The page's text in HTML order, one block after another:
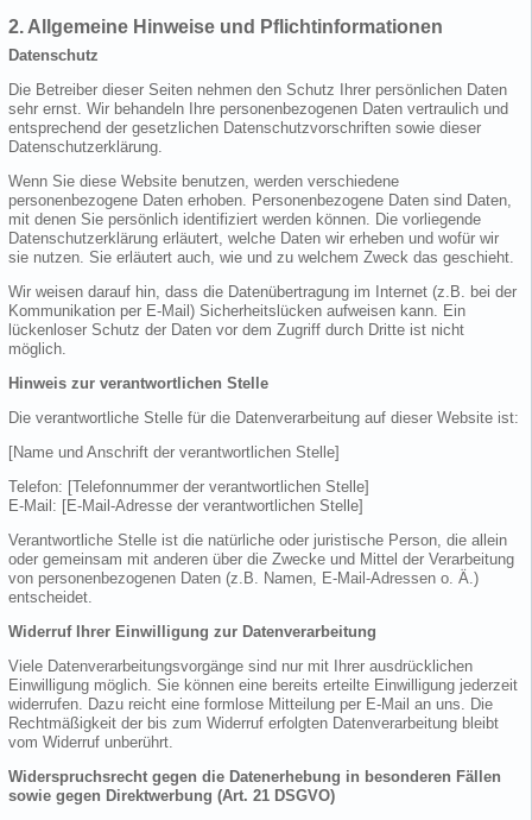
2. Allgemeine Hinweise und Pflichtinformationen
Datenschutz
Die Betreiber dieser Seiten nehmen den Schutz Ihrer persönlichen Daten
sehr ernst. Wir behandeln Ihre personenbezogenen Daten vertraulich und
entsprechend der gesetzlichen Datenschutzvorschriften sowie dieser
Datenschutzerklärung.
Wenn Sie diese Website benutzen, werden verschiedene
personenbezogene Daten erhoben. Personenbezogene Daten sind Daten,
mit denen Sie persönlich identifiziert werden können. Die vorliegende
Datenschutzerklärung erläutert, welche Daten wir erheben und wofür wir
sie nutzen. Sie erläutert auch, wie und zu welchem Zweck das geschieht.
Wir weisen darauf hin, dass die Datenübertragung im Internet (z.B. bei der
Kommunikation per E-Mail) Sicherheitslücken aufweisen kann. Ein
lückenloser Schutz der Daten vor dem Zugriff durch Dritte ist nicht
möglich.
Hinweis zur verantwortlichen Stelle
Die verantwortliche Stelle für die Datenverarbeitung auf dieser Website ist:
[Name und Anschrift der verantwortlichen Stelle]
Telefon: [Telefonnummer der verantwortlichen Stelle]
E-Mail: [E-Mail-Adresse der verantwortlichen Stelle]
Verantwortliche Stelle ist die natürliche oder juristische Person, die allein
oder gemeinsam mit anderen über die Zwecke und Mittel der Verarbeitung
von personenbezogenen Daten (z.B. Namen, E-Mail-Adressen o. Ä.)
entscheidet.
Widerruf Ihrer Einwilligung zur Datenverarbeitung
Viele Datenverarbeitungsvorgänge sind nur mit Ihrer ausdrücklichen
Einwilligung möglich. Sie können eine bereits erteilte Einwilligung jederzeit
widerrufen. Dazu reicht eine formlose Mitteilung per E-Mail an uns. Die
Rechtmäßigkeit der bis zum Widerruf erfolgten Datenverarbeitung bleibt
vom Widerruf unberührt.
Widerspruchsrecht gegen die Datenerhebung in besonderen Fällen
sowie gegen Direktwerbung (Art. 21 DSGVO)